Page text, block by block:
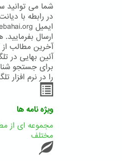
شما می توانید
در رابطه با
ارسال
آخرین مطالب
آئین بهایی در
را در نرم افزار
ویژه نامه ها
مجموعه ای از
مختلف